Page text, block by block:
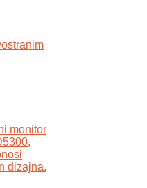
monitor
dizajna.